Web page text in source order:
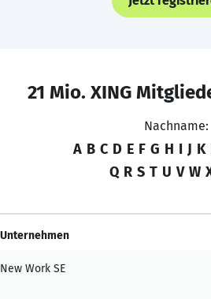
21 Mio. XING
Nachname:
A B C D E F G H I J K
Q R S T U V W
Unternehmen
New Work SE